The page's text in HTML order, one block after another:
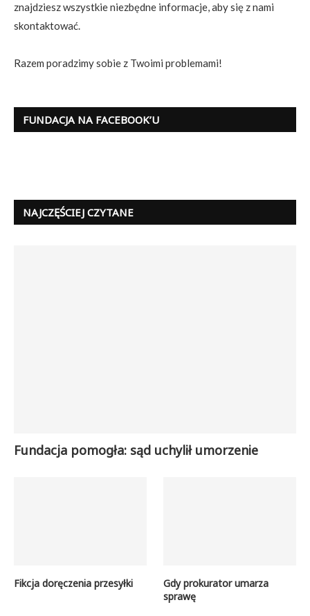
znajdziesz wszystkie niezbędne informacje, aby się z nami
skontaktować.
Razem poradzimy sobie z Twoimi problemami!
FUNDACJA NA FACEBOOK’U
NAJCZĘŚCIEJ CZYTANE
Fundacja pomogła: sąd uchylił umorzenie
Fikcja doręczenia przesyłki
Gdy prokurator umarza
sprawę